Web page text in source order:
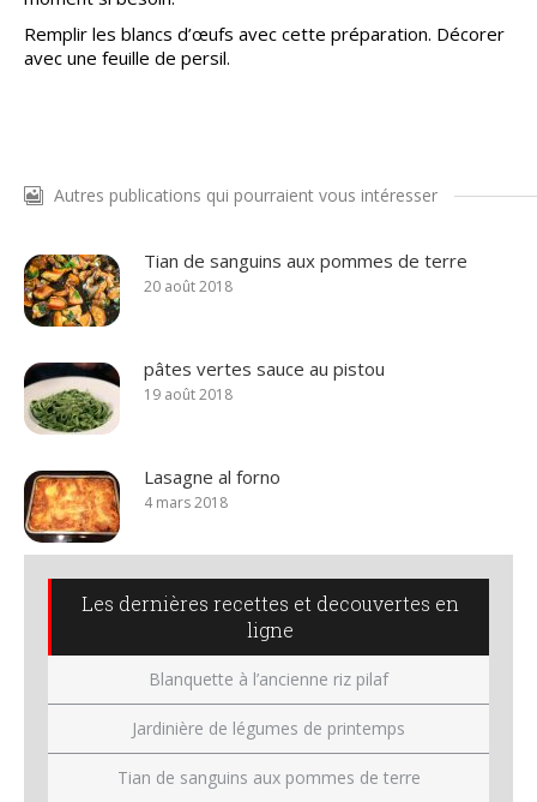
Remplir les blancs d’œufs avec cette préparation. Décorer
avec une feuille de persil.
Autres publications qui pourraient vous intéresser
Tian de sanguins aux pommes de terre
20 août 2018
pâtes vertes sauce au pistou
19 août 2018
Lasagne al forno
4 mars 2018
Les dernières recettes et decouvertes en
ligne
Blanquette à l’ancienne riz pilaf
Jardinière de légumes de printemps
Tian de sanguins aux pommes de terre